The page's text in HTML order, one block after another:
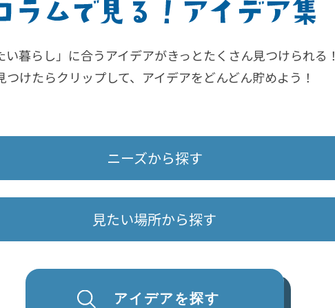
い暮らし」に合うアイデアがきっとたくさん見つけられる！
つけたらクリップして、アイデアをどんどん貯めよう！
ニーズから探す
見たい場所から探す